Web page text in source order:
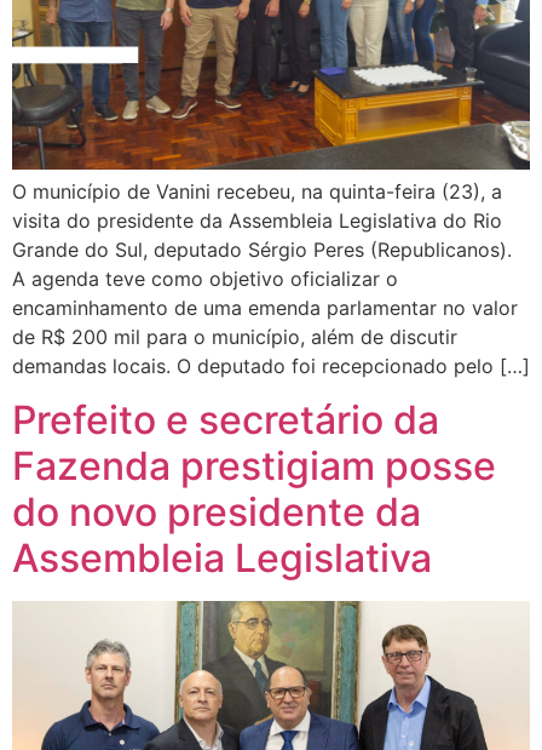
O município de Vanini recebeu, na quinta-feira (23), a
visita do presidente da Assembleia Legislativa do Rio
Grande do Sul, deputado Sérgio Peres (Republicanos).
A agenda teve como objetivo oficializar o
encaminhamento de uma emenda parlamentar no valor
de R$ 200 mil para o município, além de discutir
demandas locais. O deputado foi recepcionado pelo […]
Prefeito e secretário da
Fazenda prestigiam posse
do novo presidente da
Assembleia Legislativa